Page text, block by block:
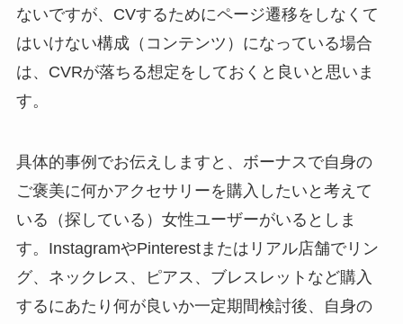
ないですが、CVするためにページ遷移をしなくて
はいけない構成（コンテンツ）になっている場合
は、CVRが落ちる想定をしておくと良いと思いま
す。
具体的事例でお伝えしますと、ボーナスで自身の
ご褒美に何かアクセサリーを購入したいと考えて
いる（探している）女性ユーザーがいるとしま
す。InstagramやPinterestまたはリアル店舗でリン
グ、ネックレス、ピアス、ブレスレットなど購入
するにあたり何が良いか一定期間検討後、自身の